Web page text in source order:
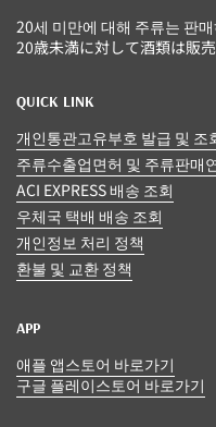
20세 미만에 대해 주류는 판
20歳未満に対して酒類は販売
QUICK LINK
개인통관고유부호 발급 및 조
주류수출업면허 및 주류판매
ACI EXPRESS 배송 조회
우체국 택배 배송 조회
개인정보 처리 정책
환불 및 교환 정책
APP
애플 앱스토어 바로가기
구글 플레이스토어 바로가기